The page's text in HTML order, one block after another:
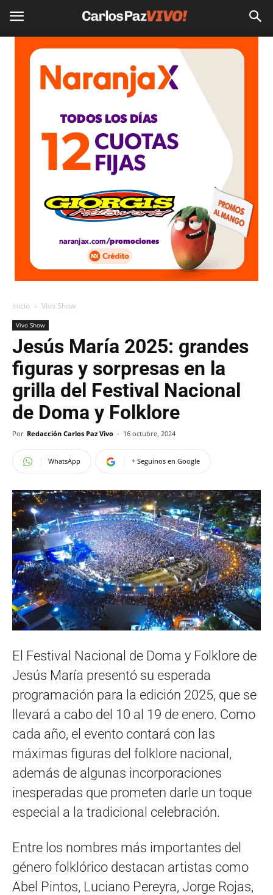
Inicio Vivo Show
Vivo Show
Jesús María 2025: grandes
figuras y sorpresas en la
grilla del Festival Nacional
de Doma y Folklore
Por Redacción Carlos Paz Vivo - 16 octubre, 2024
WhatsApp + Seguinos en Google
El Festival Nacional de Doma y Folklore de
Jesús María presentó su esperada
programación para la edición 2025, que se
llevará a cabo del 10 al 19 de enero. Como
cada año, el evento contará con las
máximas figuras del folklore nacional,
además de algunas incorporaciones
inesperadas que prometen darle un toque
especial a la tradicional celebración.
Entre los nombres más importantes del
género folklórico destacan artistas como
Abel Pintos, Luciano Pereyra, Jorge Rojas,